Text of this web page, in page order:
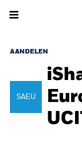
Over Ons
Thema's
AANDELEN
SAEU